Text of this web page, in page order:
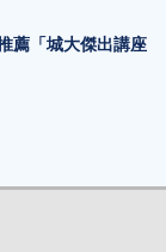
薦「城大傑出講座